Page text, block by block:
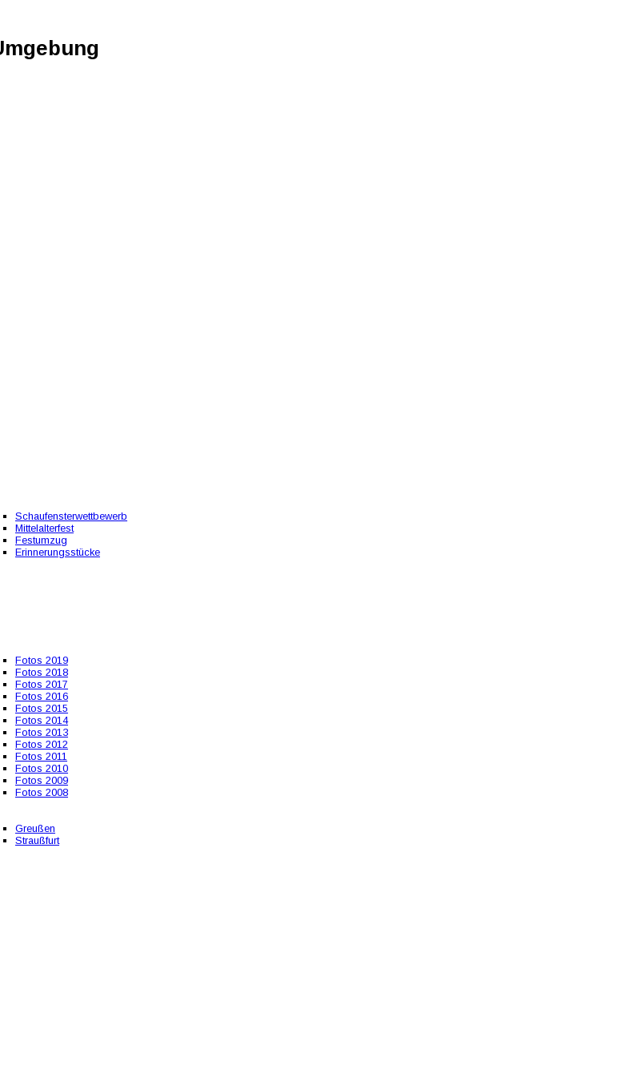
Schaufensterwettbewerb
Mittelalterfest
Festumzug
Erinnerungsstücke
Fotos 2019
Fotos 2018
Fotos 2017
Fotos 2016
Fotos 2015
Fotos 2014
Fotos 2013
Fotos 2012
Fotos 2011
Fotos 2010
Fotos 2009
Fotos 2008
Greußen
Straußfurt